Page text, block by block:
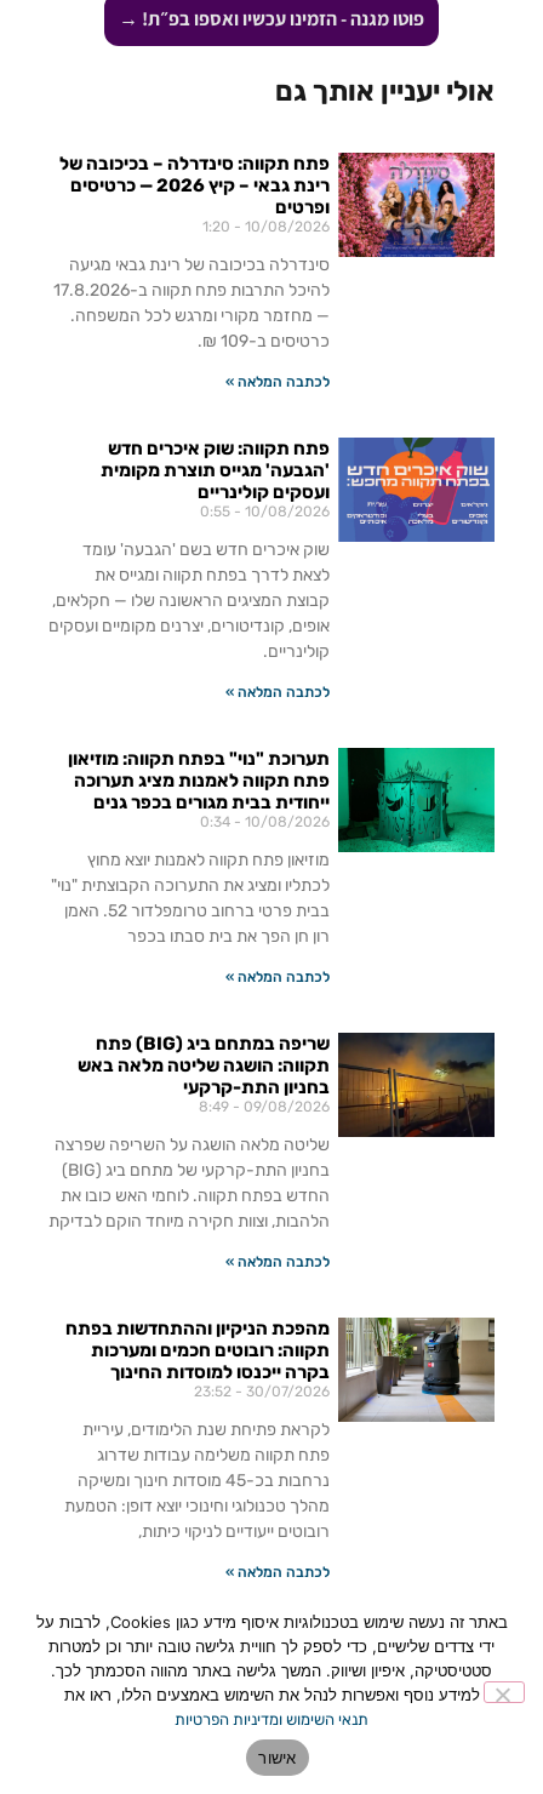
פוטו מגנה - הזמינו עכשיו ואספו בפ״ת! →
אולי יעניין אותך גם
פתח תקווה: סינדרלה – בכיכובה של
רינת גבאי – קיץ 2026 — כרטיסים
ופרטים
10/08/2026
סינדרלה בכיכובה של רינת גבאי מגיעה
להיכל התרבות פתח תקווה ב-17.8.2026
— מחזמר מקורי ומרגש לכל המשפחה.
כרטיסים ב-109 ₪.
לכתבה המלאה »
פתח תקווה: שוק איכרים חדש
'הגבעה' מגייס תוצרת מקומית
ועסקים קולינריים
10/08/2026
שוק איכרים חדש בשם 'הגבעה' עומד
לצאת לדרך בפתח תקווה ומגייס את
קבוצת המציגים הראשונה שלו — חקלאים,
אופים, קונדיטורים, יצרנים מקומיים ועסקים
קולינריים.
לכתבה המלאה »
תערוכת "נוי" בפתח תקווה: מוזיאון
פתח תקווה לאמנות מציג תערוכה
ייחודית בבית מגורים בכפר גנים
10/08/2026
מוזיאון פתח תקווה לאמנות יוצא מחוץ
לכתליו ומציג את התערוכה הקבוצתית "נוי"
בבית פרטי ברחוב טרומפלדור 52. האמן
רון חן הפך את בית סבתו בכפר
לכתבה המלאה »
שריפה במתחם ביג (BIG) פתח
תקווה: הושגה שליטה מלאה באש
בחניון התת-קרקעי
09/08/2026
שליטה מלאה הושגה על השריפה שפרצה
בחניון התת-קרקעי של מתחם ביג (BIG)
החדש בפתח תקווה. לוחמי האש כובו את
הלהבות, וצוות חקירה מיוחד הוקם לבדיקת
לכתבה המלאה »
מהפכת הניקיון וההתחדשות בפתח
תקווה: רובוטים חכמים ומערכות
בקרה ייכנסו למוסדות החינוך
30/07/2026
לקראת פתיחת שנת הלימודים, עיריית
פתח תקווה משלימה עבודות שדרוג
נרחבות בכ-45 מוסדות חינוך ומשיקה
מהלך טכנולוגי וחינוכי יוצא דופן: הטמעת
רובוטים ייעודיים לניקוי כיתות,
לכתבה המלאה »
פתח תקווה: Createch Lab –
המרכז הראשון בישראל שהופך
גיימינג ובינה מלאכותית לכלים לשינוי
חברתי
15/07/2026
16:48
באתר זה נעשה שימוש בטכנולוגיות איסוף מידע כגון Cookies, לרבות על
ידי צדדים שלישיים, כדי לספק לך חוויית גלישה טובה יותר וכן למטרות
סטטיסטיקה, איפיון ושיווק. המשך גלישה באתר מהווה הסכמתך לכך.
למידע נוסף ואפשרות לנהל את השימוש באמצעים הללו, ראו את
תנאי השימוש ומדיניות הפרטיות
אישור